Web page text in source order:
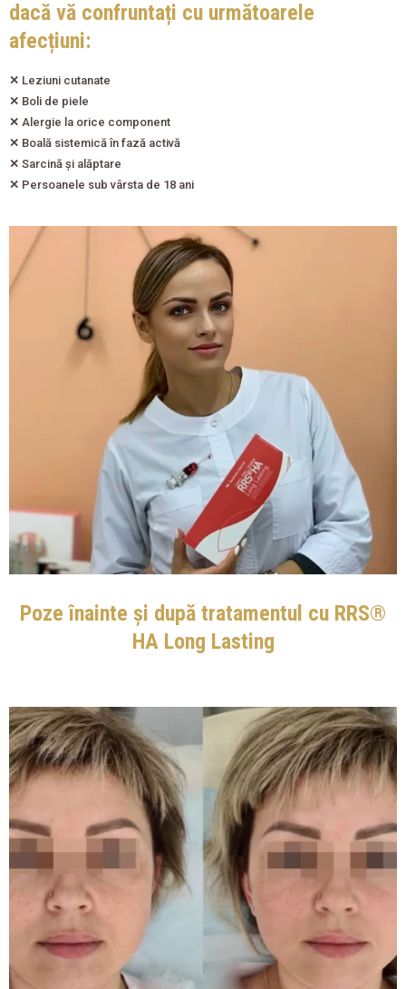
dacă vă confruntați cu următoarele
afecțiuni:
✕ Leziuni cutanate
✕ Boli de piele
✕ Alergie la orice component
✕ Boală sistemică în fază activă
✕ Sarcină și alăptare
✕ Persoanele sub vârsta de 18 ani
Poze înainte și după tratamentul cu RRS®
HA Long Lasting